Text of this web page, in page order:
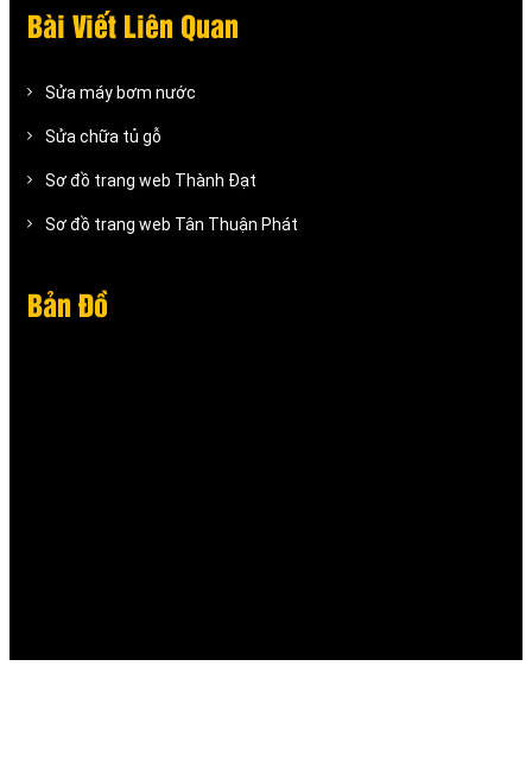
Bài Viết Liên Quan
Sửa máy bơm nước
Sửa chữa tủ gỗ
Sơ đồ trang web Thành Đạt
Sơ đồ trang web Tân Thuận Phát
Bản Đồ